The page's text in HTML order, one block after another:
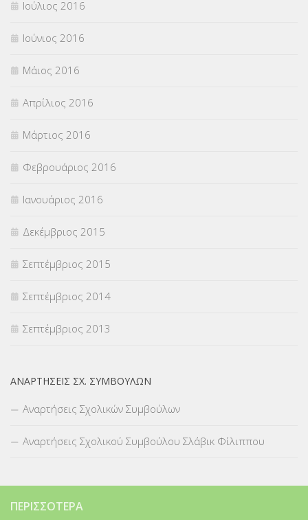
Ιούλιος 2016
Ιούνιος 2016
Μάιος 2016
Απρίλιος 2016
Μάρτιος 2016
Φεβρουάριος 2016
Ιανουάριος 2016
Δεκέμβριος 2015
Σεπτέμβριος 2015
Σεπτέμβριος 2014
Σεπτέμβριος 2013
ΑΝΑΡΤΉΣΕΙΣ ΣΧ. ΣΥΜΒΟΎΛΩΝ
Αναρτήσεις Σχολικών Συμβούλων
Αναρτήσεις Σχολικού Συμβούλου Σλάβικ Φίλιππου
ΠΕΡΙΣΣΌΤΕΡΑ